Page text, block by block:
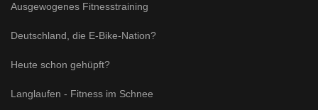
Ausgewogenes Fitnesstraining
Deutschland, die E-Bike-Nation?
Heute schon gehüpft?
Langlaufen - Fitness im Schnee